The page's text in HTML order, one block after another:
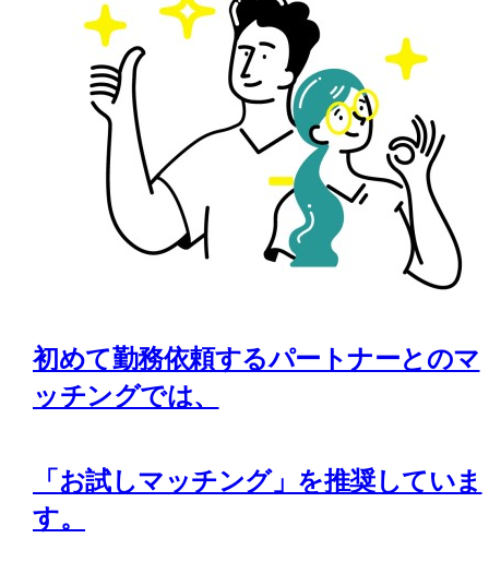
初めて勤務依頼するパートナーとのマ
ッチングでは、
「お試しマッチング」を推奨していま
す。